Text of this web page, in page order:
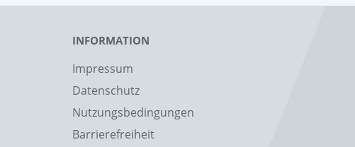
INFORMATION
Impressum
Datenschutz
Nutzungsbedingungen
Barrierefreiheit